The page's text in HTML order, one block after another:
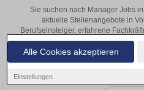
Alle Cookies akzeptieren
Einstellungen
Sie suchen nach Manager Jobs
aktuelle Stellenangebote in
Berufseinsteiger, erfahrene
Büro, vor Ort oder remote:
Region und bewerben Sie sich